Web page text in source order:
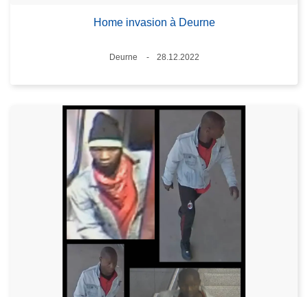
Home invasion à Deurne
Lieux
Deurne
28.12.2022